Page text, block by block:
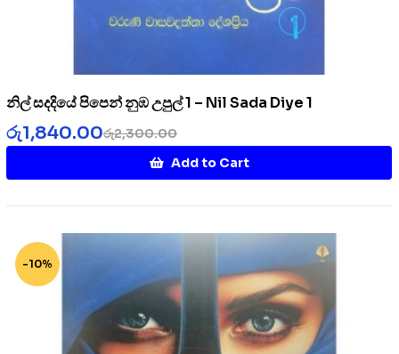
නිල් සදදියේ පිපෙන් නුඹ උපුල් 1 – Nil Sada Diye 1
රු2,300.00
රු1,840.00
Add to Cart
-10%